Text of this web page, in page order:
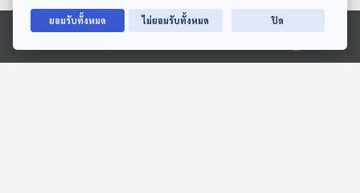
Ⓒ 2020 องค์การกระจายเสียงและแพร่ภาพสาธารณะแห่งประเทศไทย
ตอนที่เกี่ยวข้อง
ยอมรับทั้งหมด ไม่ยอมรับทั้งหมด ปิด